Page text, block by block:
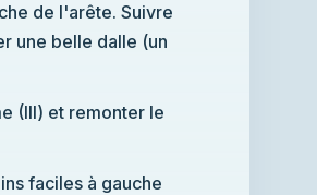
de l'arête. Suivre
une belle dalle (un
(III) et remonter le
faciles à gauche